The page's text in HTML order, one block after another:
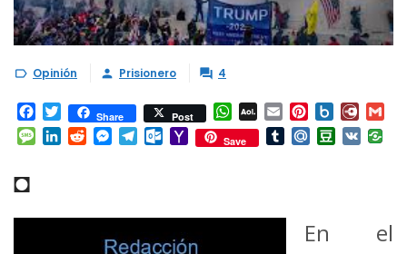
 Opinión  Prisionero  4
Facebook
TwitterShare Post WhatsApp
AOL
Mail
Email Pinterest
Box.net
Message
LinkedIn
RedditMessenger
Telegram
Outlook.com
Yahoo
Mail
Save TumblrMail.RuDouban
VK
◘
En el